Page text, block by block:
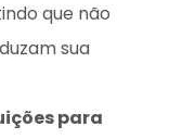
que não
sua
para